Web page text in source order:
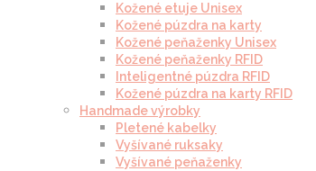
Kožené etuje Unisex
Kožené púzdra na karty
Kožené peňaženky Unisex
Kožené peňaženky RFID
Inteligentné púzdra RFID
Kožené púzdra na karty RFID
Handmade výrobky
Pletené kabelky
Vyšívané ruksaky
Vyšívané peňaženky